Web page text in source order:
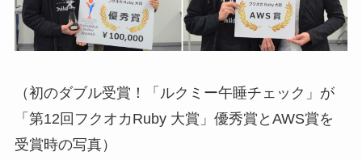
（初のダブル受賞！「ルクミー午睡チェック」が
「第12回フクオカRuby 大賞」優秀賞とAWS賞を
受賞時の写真）